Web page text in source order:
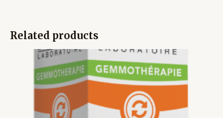
Related products